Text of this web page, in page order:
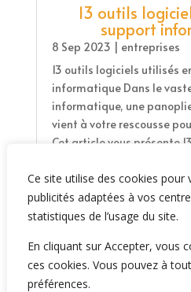
Ce site utilise des cookies pour
publicités adaptées à vos
statistiques de l’usage du site.
En cliquant sur Accepter, vous
ces cookies. Vous pouvez à
préférences.
13 outils
support
8 Sep 2023 | entreprises
13 outils logiciels utilisés
informatique Dans le
informatique, une
vient à votre rescousse
Cet article vous présente
lire la suite...
Page